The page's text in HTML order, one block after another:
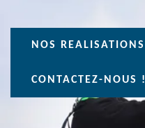
NOS REALISATIONS
CONTACTEZ-NOUS !